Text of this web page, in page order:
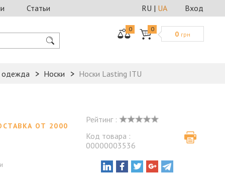
Статьи Вход
RU | UA
0 0
0 грн
одежда Носки Носки Lasting ITU
Рейтинг :
Код товара :
00000003536
ОТ 2000